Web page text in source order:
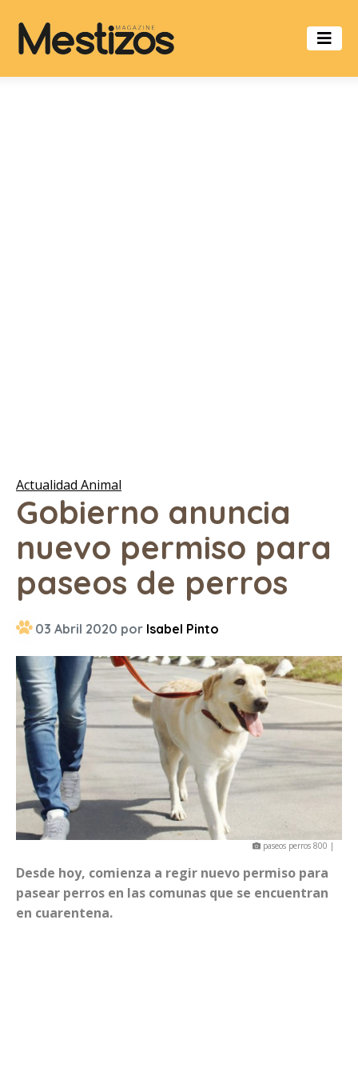
Actualidad Animal
Gobierno anuncia
nuevo permiso para
paseos de perros
03 Abril 2020 por Isabel Pinto
paseos perros 800 |
Desde hoy, comienza a regir nuevo permiso para
pasear perros en las comunas que se encuentran
en cuarentena.